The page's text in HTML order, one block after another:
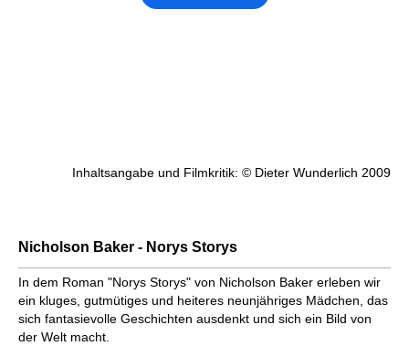
Inhaltsangabe und Filmkritik: © Dieter Wunderlich 2009
Nicholson Baker - Norys Storys
In dem Roman "Norys Storys" von Nicholson Baker erleben wir
ein kluges, gutmütiges und heiteres neunjähriges Mädchen, das
sich fantasievolle Geschichten ausdenkt und sich ein Bild von
der Welt macht.